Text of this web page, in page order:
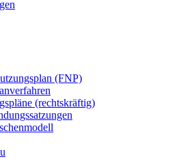
(FNP)
(rechtskräftig)